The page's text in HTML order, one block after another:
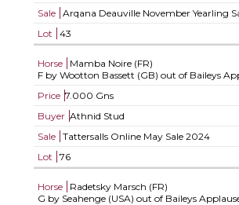
Sale
Arqana Deauville November Yearling
Lot
43
Horse
Mamba Noire (FR)
F by Wootton Bassett (GB) out of Baileys
Price 7.000 Gns
Buyer Athnid Stud
Sale
Tattersalls Online May Sale 2024
Lot
76
Horse
Radetsky Marsch (FR)
G by Seahenge (USA) out of Baileys